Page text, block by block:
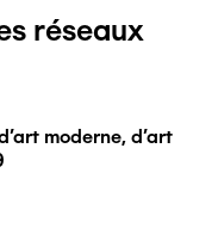
réseaux
moderne, d'art